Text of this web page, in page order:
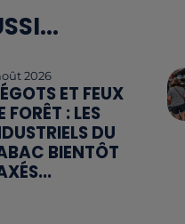
2026
ET FEUX
FORÊT : LES
DU
BIENTÔT